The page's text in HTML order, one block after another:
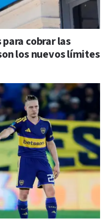
para cobrar las
los nuevos límites